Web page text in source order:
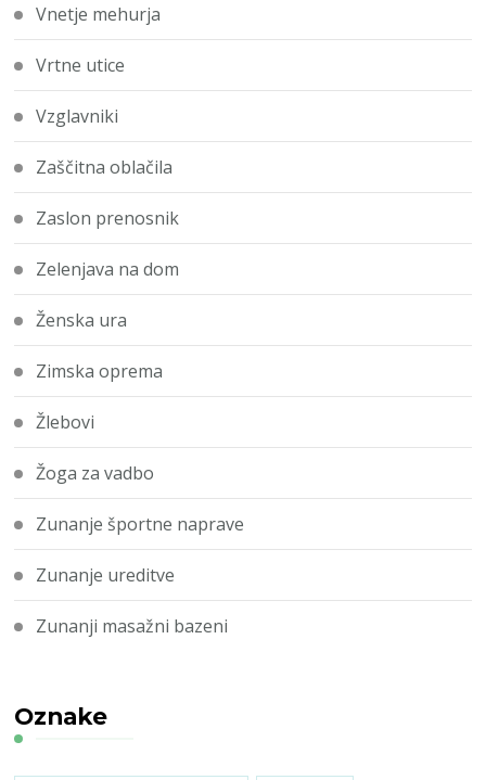
Vnetje mehurja
Vrtne utice
Vzglavniki
Zaščitna oblačila
Zaslon prenosnik
Zelenjava na dom
Ženska ura
Zimska oprema
Žlebovi
Žoga za vadbo
Zunanje športne naprave
Zunanje ureditve
Zunanji masažni bazeni
Oznake